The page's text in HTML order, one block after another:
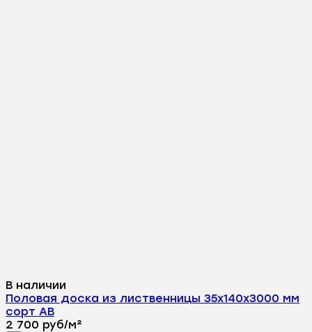
В наличии
Половая доска из лиственницы 35х140х3000 мм
сорт АВ
2 700 руб/м²